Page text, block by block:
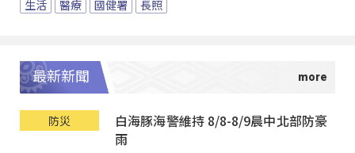
生活 醫療 國健署 長照
最新新聞
防災
白海豚海警維持 8/8-8/9晨中北部防豪
雨